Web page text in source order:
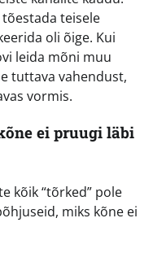
teisele
oli õige. Kui
leida mõni muu
tuttava vahendust,
vormis.
ei pruugi läbi
kõik “tõrked” pole
miks kõne ei